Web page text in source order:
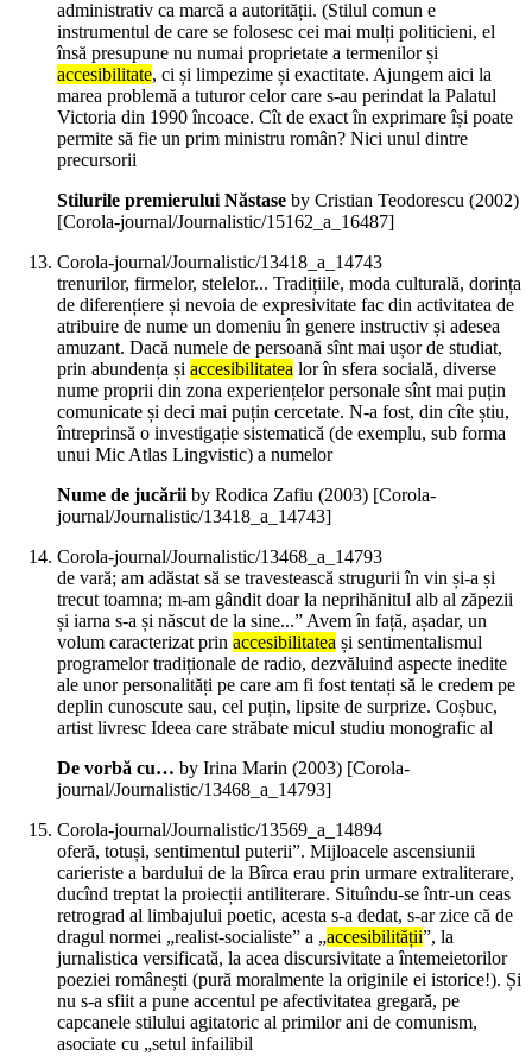
administrativ ca marcă a autorității. (Stilul comun e
instrumentul de care se folosesc cei mai mulți politicieni, el
însă presupune nu numai proprietate a termenilor și
accesibilitate, ci și limpezime și exactitate. Ajungem aici la
marea problemă a tuturor celor care s-au perindat la Palatul
Victoria din 1990 încoace. Cît de exact în exprimare își poate
permite să fie un prim ministru român? Nici unul dintre
precursorii
Stilurile premierului Năstase by Cristian Teodorescu (2002)
[Corola-journal/Journalistic/15162_a_16487]
Corola-journal/Journalistic/13418_a_14743
trenurilor, firmelor, stelelor... Tradițiile, moda culturală, dorința
de diferențiere și nevoia de expresivitate fac din activitatea de
atribuire de nume un domeniu în genere instructiv și adesea
amuzant. Dacă numele de persoană sînt mai ușor de studiat,
prin abundența și accesibilitatea lor în sfera socială, diverse
nume proprii din zona experiențelor personale sînt mai puțin
comunicate și deci mai puțin cercetate. N-a fost, din cîte știu,
întreprinsă o investigație sistematică (de exemplu, sub forma
unui Mic Atlas Lingvistic) a numelor
Nume de jucăriiby Rodica Zafiu (2003) [Corola-
journal/Journalistic/13418_a_14743]
Corola-journal/Journalistic/13468_a_14793
de vară; am adăstat să se travestească strugurii în vin și-a și
trecut toamna; m-am gândit doar la neprihănitul alb al zăpezii
și iarna s-a și născut de la sine...” Avem în față, așadar, un
volum caracterizat prin accesibilitatea și sentimentalismul
programelor tradiționale de radio, dezvăluind aspecte inedite
ale unor personalități pe care am fi fost tentați să le credem pe
deplin cunoscute sau, cel puțin, lipsite de surprize. Coșbuc,
artist livresc Ideea care străbate micul studiu monografic al
De vorbă cu… by Irina Marin (2003) [Corola-
journal/Journalistic/13468_a_14793]
Corola-journal/Journalistic/13569_a_14894
oferă, totuși, sentimentul puterii”. Mijloacele ascensiunii
carieriste a bardului de la Bîrca erau prin urmare extraliterare,
ducînd treptat la proiecții antiliterare. Situîndu-se într-un ceas
retrograd al limbajului poetic, acesta s-a dedat, s-ar zice că de
dragul normei „realist-socialiste” a „accesibilității”, la
jurnalistica versificată, la acea discursivitate a întemeietorilor
poeziei românești (pură moralmente la originile ei istorice!). Și
nu s-a sfiit a pune accentul pe afectivitatea gregară, pe
capcanele stilului agitatoric al primilor ani de comunism,
asociate cu „setul infailibil